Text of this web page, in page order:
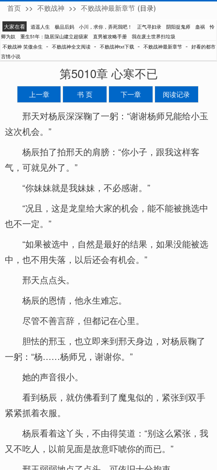
笑傲余生
首页 >> 不败战神 >> 不败战神最新章节 (目录)
大家在看 逍遥人生 极品后妈 小川，求你，弄死我吧！ 正气寻妇录 阴阳捉鬼师 蛊祸
怜
卿为奴
重生51年：隐居深山建立超级家 直男被攻略手册
我在废土世界扫垃圾
不败战神 笑傲余生 - 不败战神全文阅读 - 不败战神txt下载 - 不败战神最新章节 - 好看的都市
言情小说
第5010章 心寒不已
上一章 书 页 下一章 阅读记录
邢天对杨辰深深鞠了一躬：“谢谢杨师兄能给小玉
这次机会。”
杨辰拍了拍邢天的肩膀：“你小子，跟我这样客
气，可就见外了。”
“你妹妹就是我妹妹，不必感谢。”
“况且，这是龙皇给大家的机会，能不能被挑选中
也不一定。”
“如果被选中，自然是最好的结果，如果没能被选
中，也不用失落，以后还会有机会。”
邢天点点头。
杨辰的恩情，他永生难忘。
尽管不善言辞，但都记在心里。
胆怯的邢玉，也立即来到邢天身边，对杨辰鞠了
一躬：“杨……杨师兄，谢谢你。”
她的声音很小。
看到杨辰，就仿佛看到了魔鬼似的，紧张到双手
紧紧抓着衣服。
杨辰看着这丫头，不由得笑道：“别这么紧张，我
又不吃人，以前见面是故意吓唬你的而已。”